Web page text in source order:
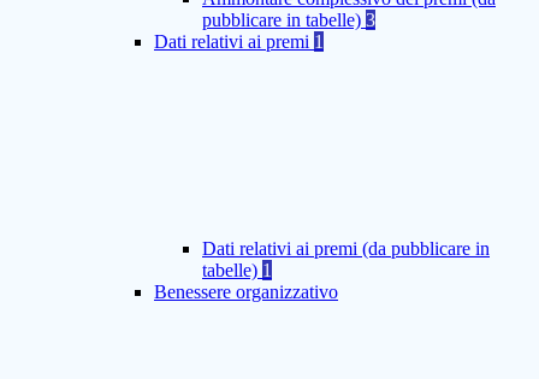
pubblicare in tabelle) 3
Dati relativi ai premi 1
Dati relativi ai premi (da pubblicare in
tabelle) 1
Benessere organizzativo